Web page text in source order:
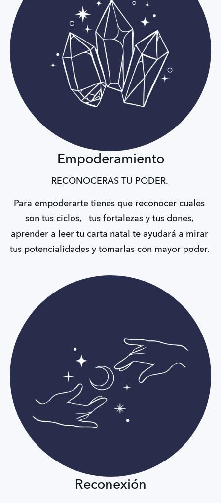
Empoderamiento
RECONOCERAS TU PODER.
Para empoderarte tienes que reconocer cuales
son tus ciclos,   tus fortalezas y tus dones,
aprender a leer tu carta natal te ayudará a mirar
Reconexión